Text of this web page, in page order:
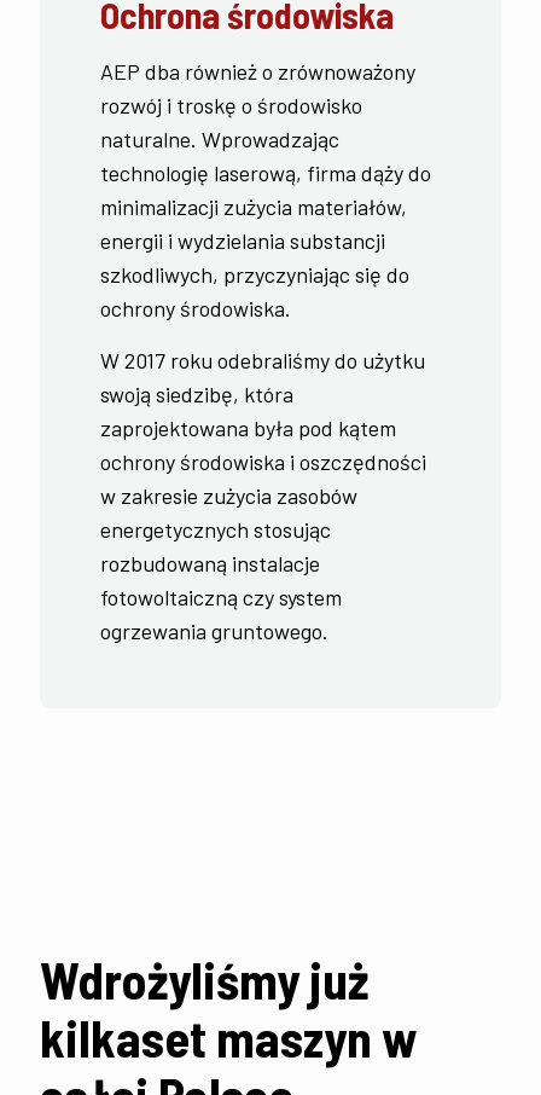
Ochrona środowiska
AEP dba również o zrównoważony
rozwój i troskę o środowisko
naturalne. Wprowadzając
technologię laserową, firma dąży do
minimalizacji zużycia materiałów,
energii i wydzielania substancji
szkodliwych, przyczyniając się do
ochrony środowiska.
W 2017 roku odebraliśmy do użytku
swoją siedzibę, która
zaprojektowana była pod kątem
ochrony środowiska i oszczędności
w zakresie zużycia zasobów
energetycznych stosując
rozbudowaną instalacje
fotowoltaiczną czy system
ogrzewania gruntowego.
Wdrożyliśmy już
kilkaset maszyn w